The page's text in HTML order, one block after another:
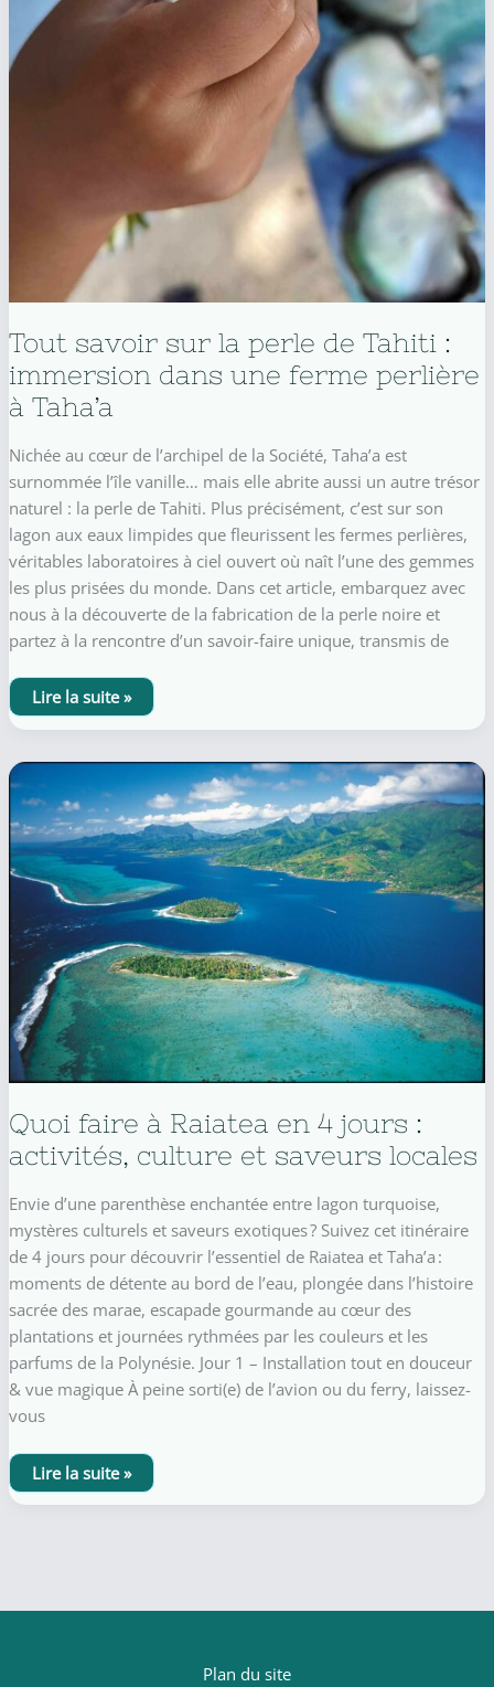
Tout savoir sur la perle de Tahiti :
immersion dans une ferme perlière
à Taha’a
Nichée au cœur de l’archipel de la Société, Taha’a est
surnommée l’île vanille… mais elle abrite aussi un autre trésor
naturel : la perle de Tahiti. Plus précisément, c’est sur son
lagon aux eaux limpides que fleurissent les fermes perlières,
véritables laboratoires à ciel ouvert où naît l’une des gemmes
les plus prisées du monde. Dans cet article, embarquez avec
nous à la découverte de la fabrication de la perle noire et
partez à la rencontre d’un savoir-faire unique, transmis de
Tout
savoir
sur
perle
:
immersion
dans
une
ferme
perlière
Taha’a
Lire la suite »
Quoi faire à Raiatea en 4 jours :
activités, culture et saveurs locales
Envie d’une parenthèse enchantée entre lagon turquoise,
mystères culturels et saveurs exotiques ? Suivez cet itinéraire
de 4 jours pour découvrir l’essentiel de Raiatea et Taha’a :
moments de détente au bord de l’eau, plongée dans l’histoire
sacrée des marae, escapade gourmande au cœur des
plantations et journées rythmées par les couleurs et les
parfums de la Polynésie. Jour 1 – Installation tout en douceur
& vue magique À peine sorti(e) de l’avion ou du ferry, laissez-
vous
Quoi
faire
à
culture
Lire la suite »
Plan du site